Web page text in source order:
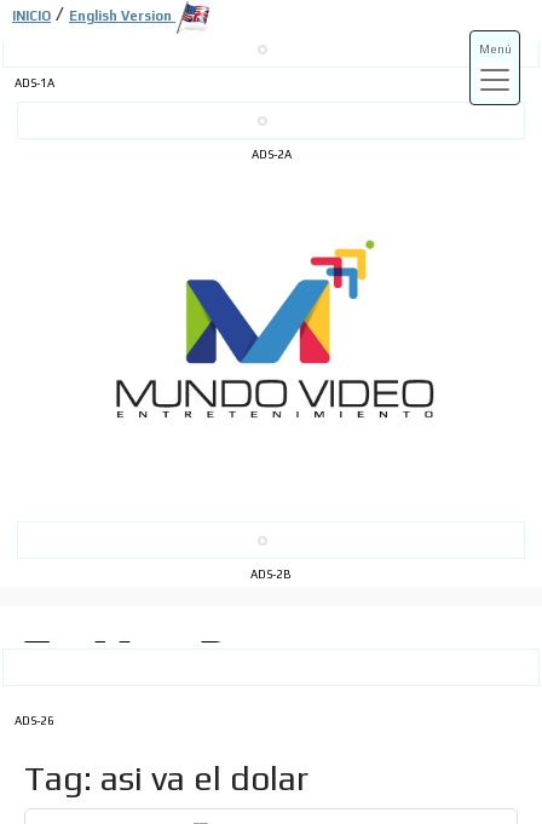
ADS-1A
ADS-2A
ADS-2B
Menú
INICIO / English Version
ADS-26
Tag: asi va el dolar